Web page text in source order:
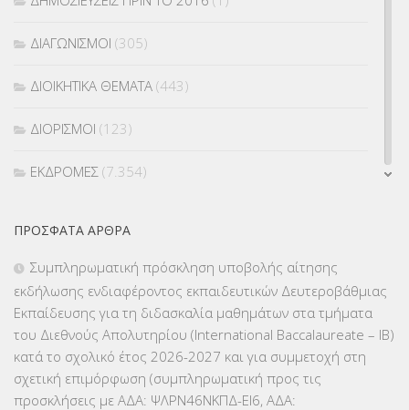
ΔΙΑΓΩΝΙΣΜΟΙ (305)
ΔΙΟΙΚΗΤΙΚΑ ΘΕΜΑΤΑ (443)
ΔΙΟΡΙΣΜΟΙ (123)
ΕΚΔΡΟΜΕΣ (7.354)
ΕΠΙΜΟΡΦΩΣΗ Τ.Π.Ε.(10)
ΕΥΡΩΠΑΪΚΑ ΠΡΟΓΡΑΜΜΑΤΑ(230)
ΚΕΣΥ (60)
ΠΡΌΣΦΑΤΑ ΆΡΘΡΑ
Συμπληρωματική πρόσκληση υποβολής αίτησης
εκδήλωσης ενδιαφέροντος εκπαιδευτικών Δευτεροβάθμιας
Εκπαίδευσης για τη διδασκαλία μαθημάτων στα τμήματα
του Διεθνούς Απολυτηρίου (International Baccalaureate – IB)
κατά το σχολικό έτος 2026-2027 και για συμμετοχή στη
σχετική επιμόρφωση (συμπληρωματική προς τις
προσκλήσεις με ΑΔΑ: ΨΛΡΝ46ΝΚΠΔ-ΕΙ6, ΑΔΑ: